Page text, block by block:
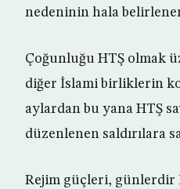
nedeninin hala
Çoğunluğu HTŞ olmak
diğer İslami birliklerin
aylardan bu yana HTŞ
düzenlenen saldırılara
Rejim güçleri, günlerdir